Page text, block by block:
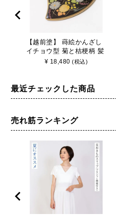
【越前塗】 蒔絵かんざし
イチョウ型 菊と桔梗柄 髪
飾り 簪 かんざし 銀杏型
¥ 18,480 (税込)
最近チェックした商品
売れ筋ランキング